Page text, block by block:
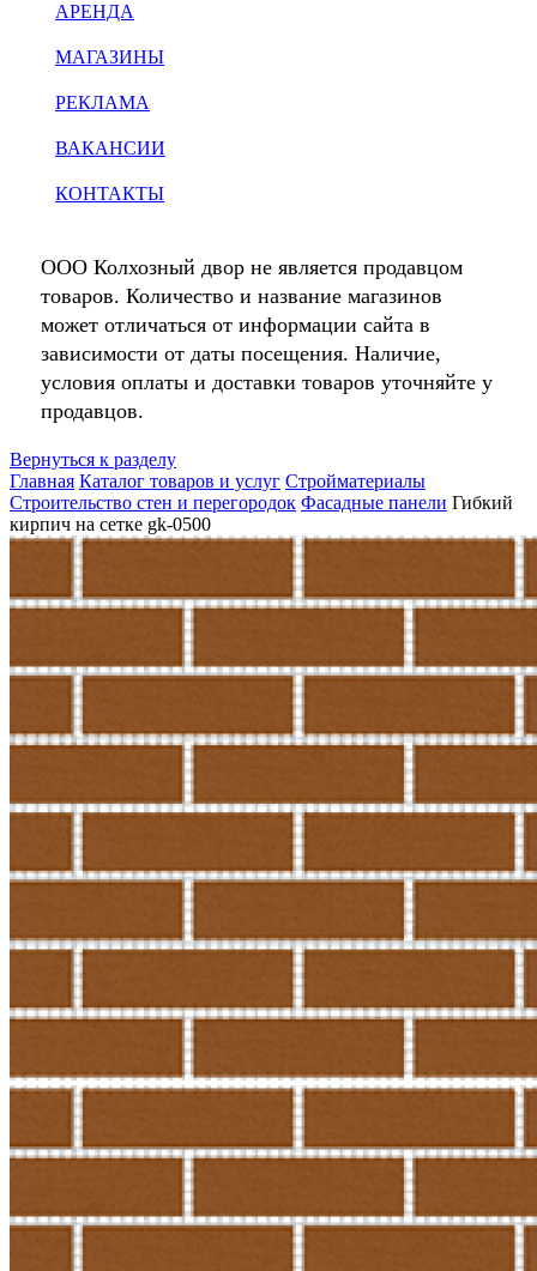
АРЕНДА
МАГАЗИНЫ
РЕКЛАМА
ВАКАНСИИ
КОНТАКТЫ
ООО Колхозный двор не является продавцом
товаров. Количество и название магазинов
может отличаться от информации сайта в
зависимости от даты посещения. Наличие,
условия оплаты и доставки товаров уточняйте у
продавцов.
Вернуться к разделу
Главная Каталог товаров и услуг Стройматериалы
Строительство стен и перегородок Фасадные панели Гибкий
кирпич на сетке gk-0500